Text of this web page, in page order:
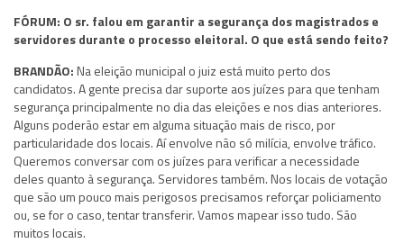
FÓRUM: O sr. falou em garantir a segurança dos magistrados e
servidores durante o processo eleitoral. O que está sendo feito?
BRANDÃO: Na eleição municipal o juiz está muito perto dos
candidatos. A gente precisa dar suporte aos juízes para que tenham
segurança principalmente no dia das eleições e nos dias anteriores.
Alguns poderão estar em alguma situação mais de risco, por
particularidade dos locais. Aí envolve não só milícia, envolve tráfico.
Queremos conversar com os juízes para verificar a necessidade
deles quanto à segurança. Servidores também. Nos locais de votação
que são um pouco mais perigosos precisamos reforçar policiamento
ou, se for o caso, tentar transferir. Vamos mapear isso tudo. São
muitos locais.